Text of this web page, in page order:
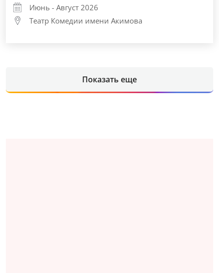
Июнь - Август 2026
Театр Комедии имени Акимова
Показать еще